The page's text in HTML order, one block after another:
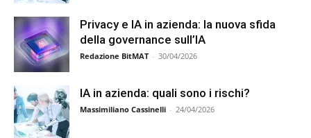
Privacy e IA in azienda: la nuova sfida
della governance sull’IA
Redazione BitMAT - 30/04/2026
IA in azienda: quali sono i rischi?
Massimiliano Cassinelli - 24/04/2026